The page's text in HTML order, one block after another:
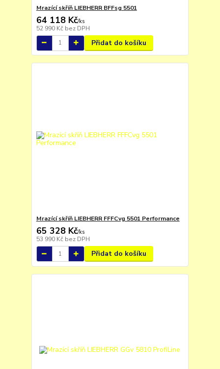
Mrazící skříň LIEBHERR BFFsg 5501
64 118 Kč/ks
52 990 Kč bez DPH
Přidat do košíku
Mrazící skříň LIEBHERR FFFCvg 5501 Performance
65 328 Kč/ks
53 990 Kč bez DPH
Přidat do košíku